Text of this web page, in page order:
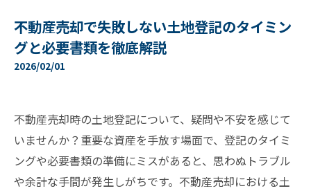
不動産売却で失敗しない土地登記のタイミン
グと必要書類を徹底解説
2026/02/01
不動産売却時の土地登記について、疑問や不安を感じて
いませんか？重要な資産を手放す場面で、登記のタイミ
ングや必要書類の準備にミスがあると、思わぬトラブル
や余計な手間が発生しがちです。不動産売却における土